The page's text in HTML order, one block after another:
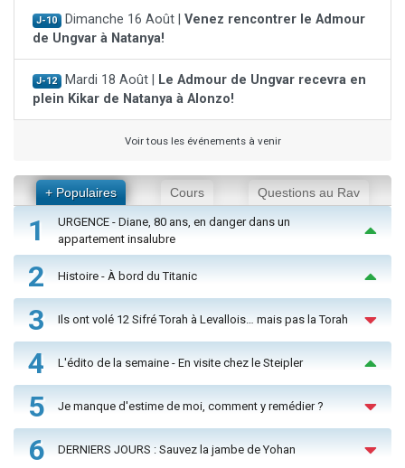
J-10 Dimanche 16 Août | Venez rencontrer le Admour
de Ungvar à Natanya!
J-12 Mardi 18 Août |
Le Admour de Ungvar recevra en
plein Kikar de Natanya à Alonzo!
Voir tous les événements à venir
+ Populaires Cours Questions au Rav
1
URGENCE - Diane, 80 ans, en danger dans un
appartement insalubre
2 Histoire - À bord du Titanic
3 Ils ont volé 12 Sifré Torah à Levallois… mais pas la Torah
4 L'édito de la semaine - En visite chez le Steipler
5 Je manque d'estime de moi, comment y remédier ?
6 DERNIERS JOURS : Sauvez la jambe de Yohan